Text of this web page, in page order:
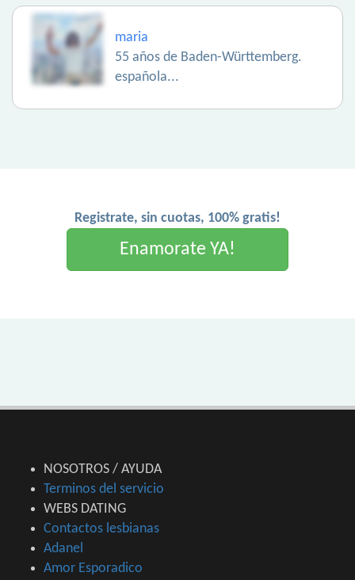
maria
55 años de Baden-Württemberg.
española...
Registrate, sin cuotas, 100% gratis!
Enamorate YA!
NOSOTROS / AYUDA
Terminos del servicio
WEBS DATING
Contactos lesbianas
Adanel
Amor Esporadico